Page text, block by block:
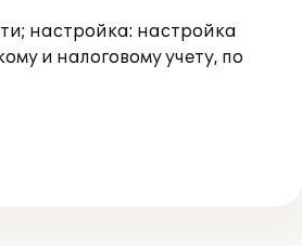
настройка: настройка
и налоговому учету, по